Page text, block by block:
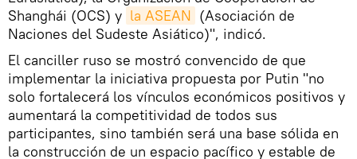
Shanghái (OCS) y la ASEAN (Asociación de
Naciones del Sudeste Asiático)", indicó.
El canciller ruso se mostró convencido de que
implementar la iniciativa propuesta por Putin "no
solo fortalecerá los vínculos económicos positivos y
aumentará la competitividad de todos sus
participantes, sino también será una base sólida en
la construcción de un espacio pacífico y estable de